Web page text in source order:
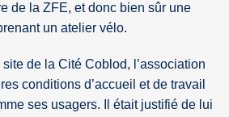
de la ZFE, et donc bien sûr une
un atelier vélo.
site de la Cité Coblod, l’association
conditions d’accueil et de travail
ses usagers. Il était justifié de lui